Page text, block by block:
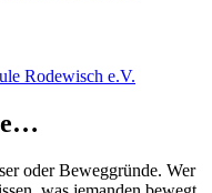
Rodewisch e.V.
oder Beweggründe. Wer